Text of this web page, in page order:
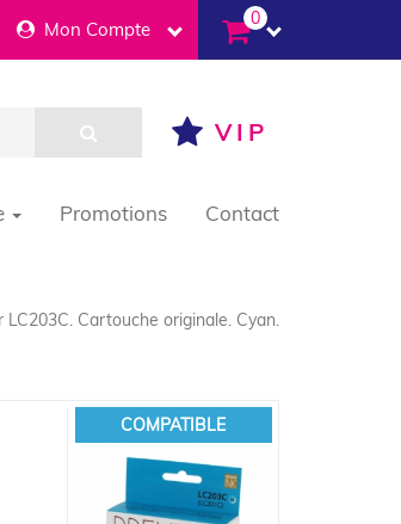
Mon Compte 0
VIP
Promotions Contact
LC203C. Cartouche originale. Cyan.
COMPATIBLE